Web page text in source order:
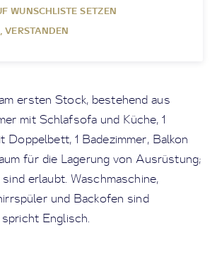
WUNSCHLISTE SETZEN
VERSTANDEN
ersten Stock, bestehend aus
mit Schlafsofa und Küche, 1
Doppelbett, 1 Badezimmer, Balkon
für die Lagerung von Ausrüstung;
erlaubt. Waschmaschine,
und Backofen sind
Englisch.